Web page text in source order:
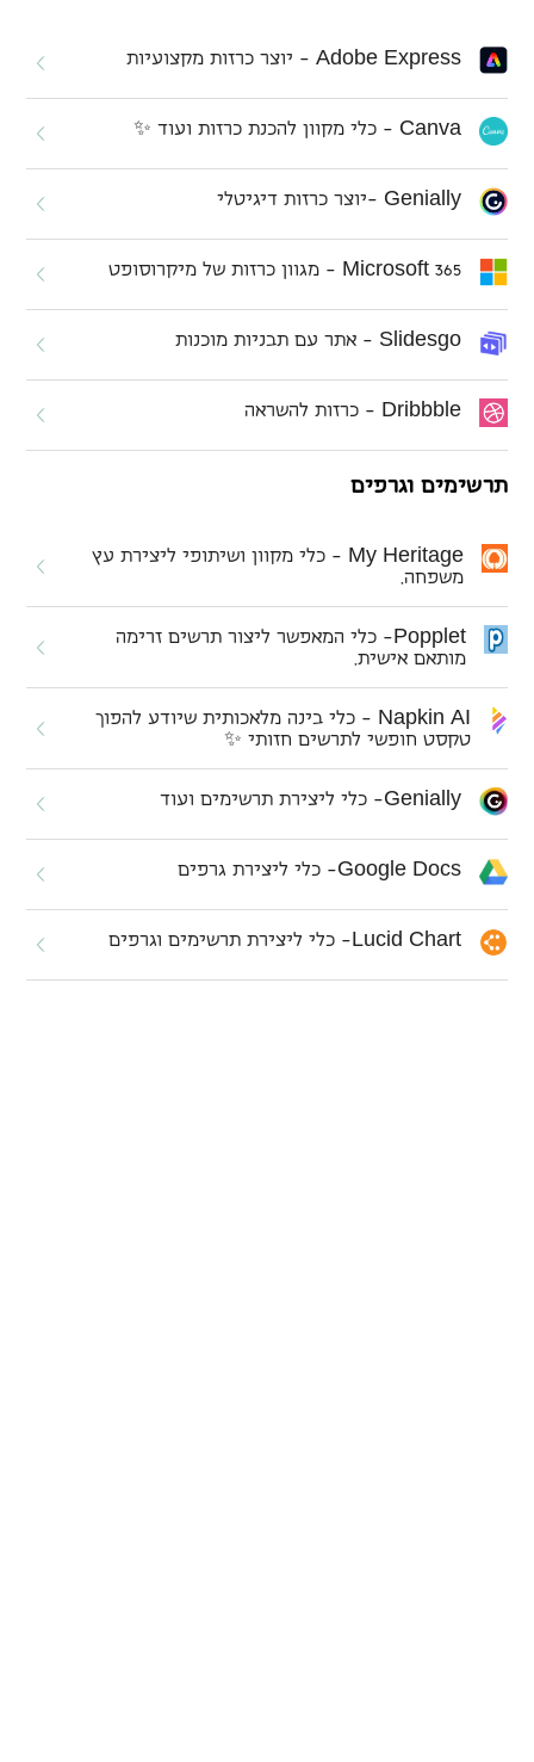
Adobe Express - יוצר כרזות מקצועיות
Canva - כלי מקוון להכנת כרזות ועוד ✨
Genial y -יוצר כרזות דיגיטלי
Microsoft365 - מגוון כרזות של מיקרוסופט
Sl idesgo - אתר עם תבניות מוכנות
Dribbbl e - כרזות להשראה
תרשימים וגרפים
My Heritage - כלי מקוון ושיתופיליצירת עץ
משפחה.
Poppl et
- כלי המאפשר ליצור תרשים זרימה
מותאם אישית.
Napkin AI
- כלי בינה מלאכותית שיודע להפוך
טקסט חופשי לתרשים חזותי ✨
Genial y - כלי ליצירת תרשימים ועוד
Goog e Docs - כלי ליצירת גרפים
Lucid Chart - כלי ליצירת תרשימים וגרפים